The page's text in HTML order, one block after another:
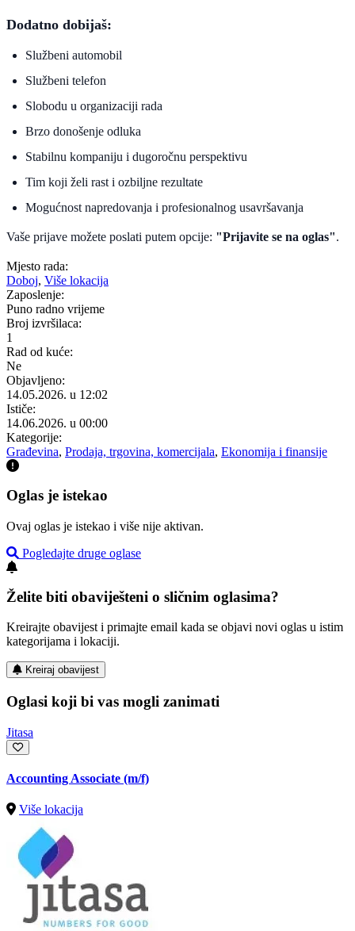
Dodatno dobijaš:
Službeni automobil
Službeni telefon
Slobodu u organizaciji rada
Brzo donošenje odluka
Stabilnu kompaniju i dugoročnu perspektivu
Tim koji želi rast i ozbiljne rezultate
Mogućnost napredovanja i profesionalnog usavršavanja
Vaše prijave možete poslati putem opcije: "Prijavite se na oglas".
Mjesto rada:
Doboj, Više lokacija
Zaposlenje:
Puno radno vrijeme
Broj izvršilaca:
1
Rad od kuće:
Ne
Objavljeno:
14.05.2026. u 12:02
Ističe:
14.06.2026. u 00:00
Kategorije:
Građevina, Prodaja, trgovina, komercijala, Ekonomija i finansije
Oglas je istekao
Ovaj oglas je istekao i više nije aktivan.
Pogledajte druge oglase
Želite biti obaviješteni o sličnim oglasima?
Kreirajte obavijest i primajte email kada se objavi novi oglas u istim
kategorijama i lokaciji.
Kreiraj obavijest
Oglasi koji bi vas mogli zanimati
Jitasa
Accounting Associate (m/f)
Više lokacija